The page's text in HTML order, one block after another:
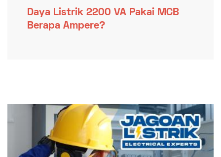
Daya Listrik 2200 VA Pakai MCB
Berapa Ampere?